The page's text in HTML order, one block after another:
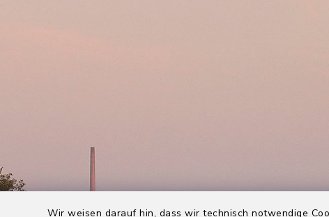
Wir weisen darauf hin, dass wir technisch notwendige